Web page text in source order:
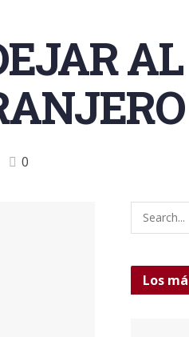
AL
0
Los